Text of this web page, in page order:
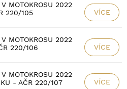
MOTOKROSU 2022
220/105
VÍCE
MOTOKROSU 2022
220/106
VÍCE
MOTOKROSU 2022
- AČR 220/107
VÍCE